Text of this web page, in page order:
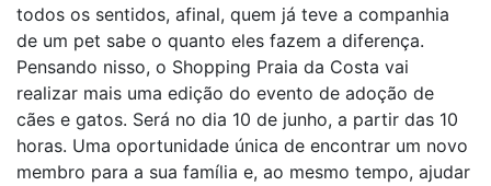
todos os sentidos, afinal, quem já teve a companhia
de um pet sabe o quanto eles fazem a diferença.
Pensando nisso, o Shopping Praia da Costa vai
realizar mais uma edição do evento de adoção de
cães e gatos. Será no dia 10 de junho, a partir das 10
horas. Uma oportunidade única de encontrar um novo
membro para a sua família e, ao mesmo tempo, ajudar